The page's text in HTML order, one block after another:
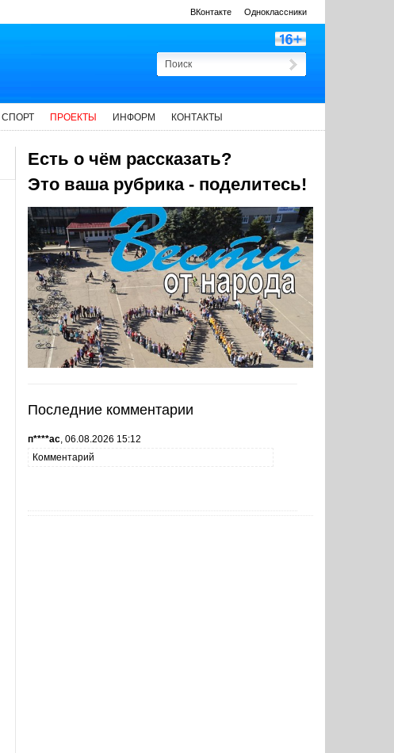
ВКонтакте Одноклассники
СПОРТ ПРОЕКТЫ ИНФОРМ КОНТАКТЫ
Есть о чём рассказать?
Это ваша рубрика - поделитесь!
Последние комментарии
п****ас, 06.08.2026 15:12
Комментарий